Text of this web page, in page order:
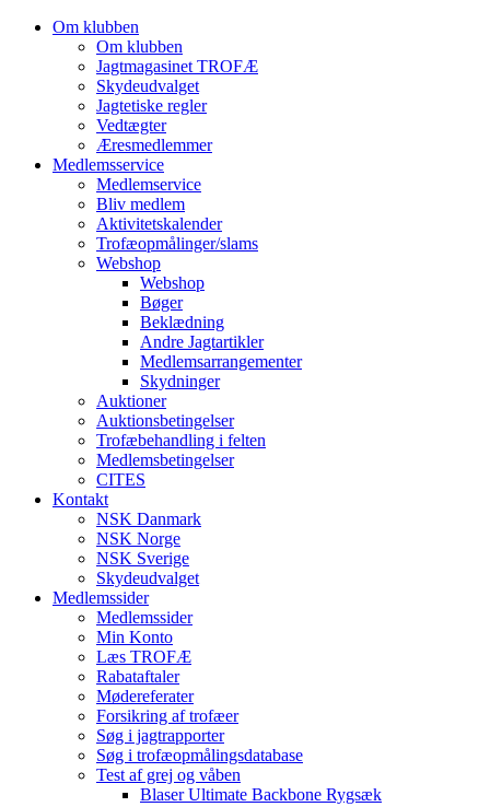
Om klubben
Om klubben
Jagtmagasinet TROFÆ
Skydeudvalget
Jagtetiske regler
Vedtægter
Æresmedlemmer
Medlemsservice
Medlemservice
Bliv medlem
Aktivitetskalender
Trofæopmålinger/slams
Webshop
Webshop
Bøger
Beklædning
Andre Jagtartikler
Medlemsarrangementer
Skydninger
Auktioner
Auktionsbetingelser
Trofæbehandling i felten
Medlemsbetingelser
CITES
Kontakt
NSK Danmark
NSK Norge
NSK Sverige
Skydeudvalget
Medlemssider
Medlemssider
Min Konto
Læs TROFÆ
Rabataftaler
Mødereferater
Forsikring af trofæer
Søg i jagtrapporter
Søg i trofæopmålingsdatabase
Test af grej og våben
Blaser Ultimate Backbone Rygsæk